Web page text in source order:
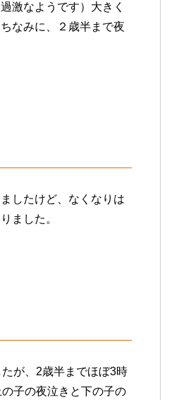
激なようです）大きく
なみに、２歳半まで夜
したけど、なくなりは
ました。
が、2歳半までほぼ3時
子の夜泣きと下の子の